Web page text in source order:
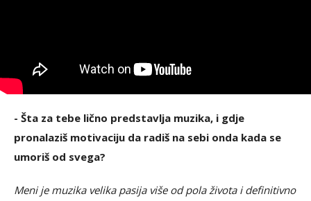
- Šta za tebe lično predstavlja muzika, i gdje
pronalaziš motivaciju da radiš na sebi onda kada se
umoriš od svega?
Meni je muzika velika pasija više od pola života i definitivno